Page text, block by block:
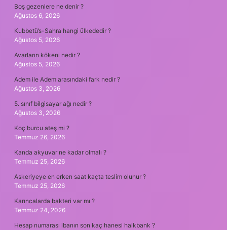
Boş gezenlere ne denir ?
Ağustos 6, 2026
Kubbetü’s-Sahra hangi ülkededir ?
Ağustos 5, 2026
Avarların kökeni nedir ?
Ağustos 5, 2026
Adem ile Adem arasındaki fark nedir ?
Ağustos 3, 2026
5. sınıf bilgisayar ağı nedir ?
Ağustos 3, 2026
Koç burcu ateş mi ?
Temmuz 26, 2026
Kanda akyuvar ne kadar olmalı ?
Temmuz 25, 2026
Askeriyeye en erken saat kaçta teslim olunur ?
Temmuz 25, 2026
Karıncalarda bakteri var mı ?
Temmuz 24, 2026
Hesap numarası ibanın son kaç hanesi halkbank ?